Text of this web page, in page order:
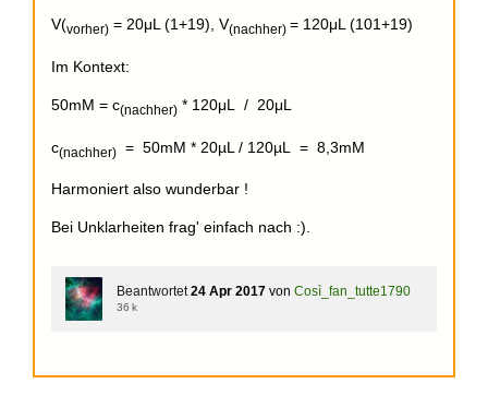
V(vorher) = 20μL (1+19), V(nachher) = 120μL (101+19)
Im Kontext:
50mM = c(nachher) * 120μL / 20μL
c(nachher) = 50mM * 20µL / 120µL = 8,3mM
Harmoniert also wunderbar !
Bei Unklarheiten frag' einfach nach :).
Beantwortet 24 Apr 2017 von Così_fan_tutte1790
36 k